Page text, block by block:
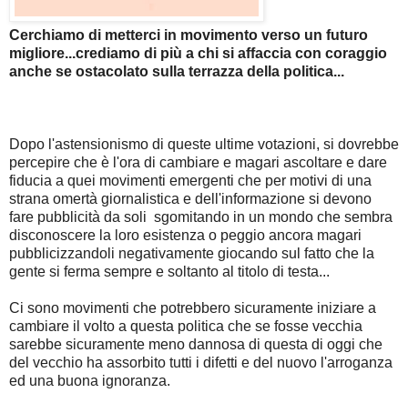
Cerchiamo di metterci in movimento verso un futuro
migliore...crediamo di più a chi si affaccia con coraggio
anche se ostacolato sulla terrazza della politica...
Dopo l'astensionismo di queste ultime votazioni, si dovrebbe
percepire che è l'ora di cambiare e magari ascoltare e dare
fiducia a quei movimenti emergenti che per motivi di una
strana omertà giornalistica e dell'informazione si devono
fare pubblicità da soli sgomitando in un mondo che sembra
disconoscere la loro esistenza o peggio ancora magari
pubblicizzandoli negativamente giocando sul fatto che la
gente si ferma sempre e soltanto al titolo di testa...
Ci sono movimenti che potrebbero sicuramente iniziare a
cambiare il volto a questa politica che se fosse vecchia
sarebbe sicuramente meno dannosa di questa di oggi che
del vecchio ha assorbito tutti i difetti e del nuovo l'arroganza
ed una buona ignoranza.